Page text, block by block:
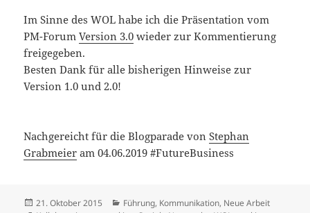
Im Sinne des WOL habe ich die Präsentation vom
PM-ForumVersion 3.0 wieder zur Kommentierung
freigegeben.
Besten Dank für alle bisherigen Hinweise zur
Version 1.0 und 2.0!
Nachgereicht für die Blogparade vonStephan
Grabmeier am 04.06.2019 #FutureBusiness
Veröffentlicht
21. Oktober 2015 Kategorien
Führung, Kommunikation, Neue Arbeit